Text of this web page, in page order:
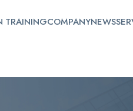
TRAININGCOMPANYNEWS